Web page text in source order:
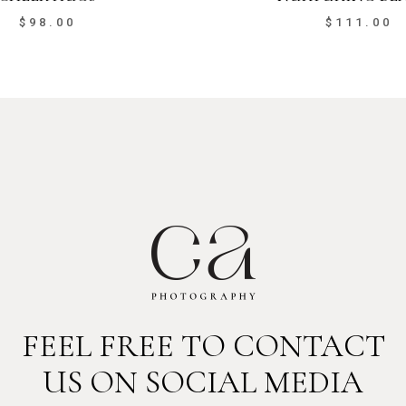
$ 98.00 $ 111.00
FEEL FREE TO CONTACT
US ON SOCIAL MEDIA